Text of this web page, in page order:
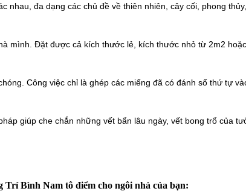
nhau, đa dạng các chủ đề về thiên nhiên, cây cối, phong
mình. Đặt được cả kích thước lẻ, kích thước nhỏ từ 2m2
Công việc chỉ là ghép các miếng đã có đánh số thứ tự
giúp che chắn những vết bẩn lâu ngày, vết bong trổ của
Bình Nam tô điểm cho ngôi nhà của bạn: